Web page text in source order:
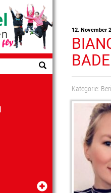
12. November
Kategorie: